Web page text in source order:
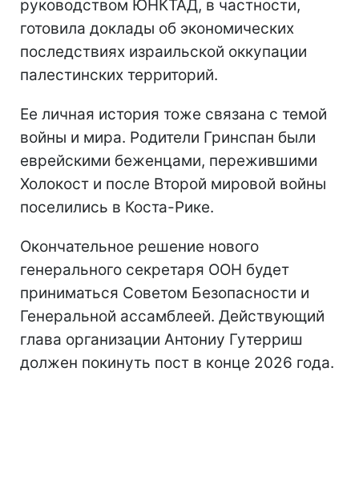
руководством ЮНКТАД, в частности,
готовила доклады об экономических
последствиях израильской оккупации
палестинских территорий.
Ее личная история тоже связана с темой
войны и мира. Родители Гринспан были
еврейскими беженцами, пережившими
Холокост и после Второй мировой войны
поселились в Коста-Рике.
Окончательное решение нового
генерального секретаря ООН будет
приниматься Советом Безопасности и
Генеральной ассамблеей. Действующий
глава организации Антониу Гутерриш
должен покинуть пост в конце 2026 года.